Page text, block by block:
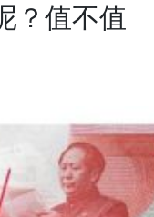
？值不值